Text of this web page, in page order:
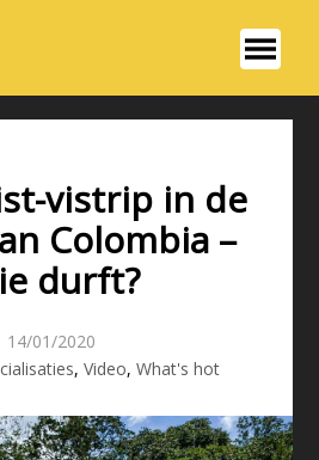
vistrip in de
Colombia –
durft?
14/01/2020
, Video, What's hot